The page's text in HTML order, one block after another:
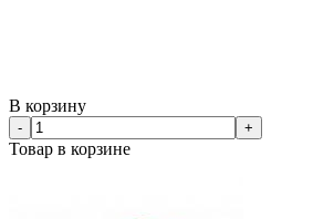
В корзину
- +
Товар в корзине